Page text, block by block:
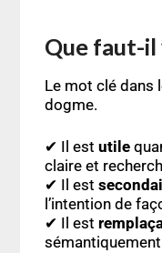
Que faut-
Le mot clé dans
dogme.
✔ Il est utile
claire et
✔ Il est
l’intention de
✔ Il est